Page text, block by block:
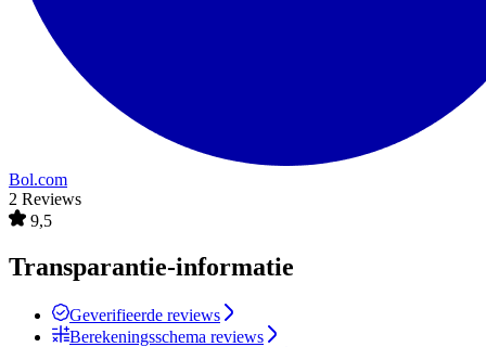
Bol.com
2 Reviews
9,5
Transparantie-informatie
Geverifieerde reviews
Berekeningsschema reviews